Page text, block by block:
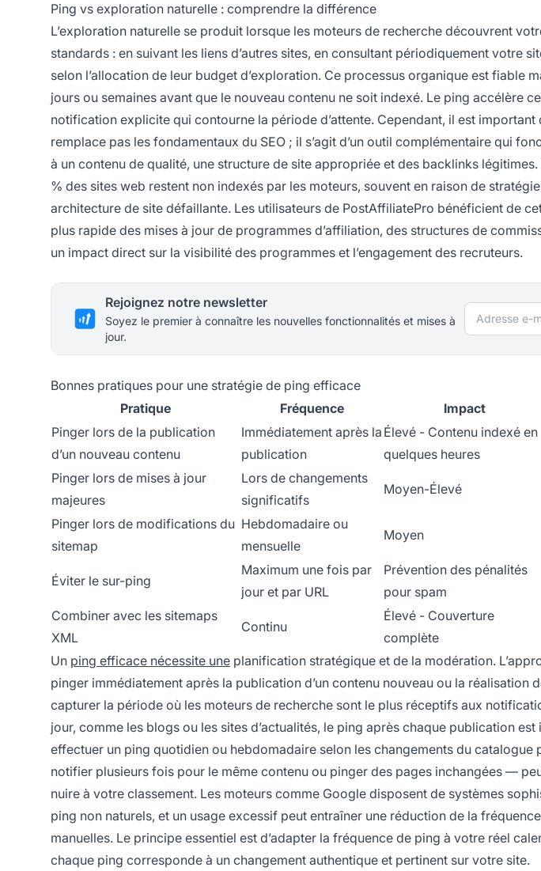
Ping vs exploration naturelle : comprendre la différence
L’exploration naturelle se produit lorsque les moteurs de recherche découvrent
standards : en suivant les liens d’autres sites, en consultant périodiquement votre
selon l’allocation de leur budget d’exploration. Ce processus organique est fiable
jours ou semaines avant que le nouveau contenu ne soit indexé. Le ping accélère
notification explicite qui contourne la période d’attente. Cependant, il est
remplace pas les fondamentaux du SEO ; il s’agit d’un outil complémentaire qui
à un contenu de qualité, une structure de site appropriée et des backlinks
% des sites web restent non indexés par les moteurs, souvent en raison de
architecture de site défaillante. Les utilisateurs de PostAffiliatePro bénéficient de
plus rapide des mises à jour de programmes d’affiliation, des structures de
un impact direct sur la visibilité des programmes et l’engagement des recruteurs.
Rejoignez notre newsletter
Soyez le premier à connaître les nouvelles fonctionnalités et mises à
jour.
Adresse e-
Bonnes pratiques pour une stratégie de ping efficace
Pratique
Fréquence Impact
Pinger lors de la publication
d’un nouveau contenu
Immédiatement après la
publication
Élevé - Contenu indexé en
quelques heures
Pinger lors de mises à jour
majeures
Lors de changements
significatifs
Moyen-Élevé
Pinger lors de modifications du
sitemap
Hebdomadaire ou
mensuelle
Moyen
Éviter le sur-ping
Maximum une fois par
jour et par URL
Prévention des pénalités
pour spam
Combiner avec les sitemaps
XML
Continu
Élevé - Couverture
complète
Un ping efficace nécessite une planification stratégique et de la modération.
pinger immédiatement après la publication d’un contenu nouveau ou la réalisation
capturer la période où les moteurs de recherche sont le plus réceptifs aux
jour, comme les blogs ou les sites d’actualités, le ping après chaque publication
effectuer un ping quotidien ou hebdomadaire selon les changements du
notifier plusieurs fois pour le même contenu ou pinger des pages inchangées —
nuire à votre classement. Les moteurs comme Google disposent de systèmes
ping non naturels, et un usage excessif peut entraîner une réduction de la
manuelles. Le principe essentiel est d’adapter la fréquence de ping à votre réel
chaque ping corresponde à un changement authentique et pertinent sur votre site.